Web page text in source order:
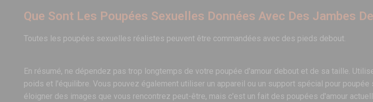
Que Sont Les Poupées Sexuelles Données Avec Des Jambes
Toutes les poupées sexuelles réalistes peuvent être commandées avec des pieds debout.
En résumé, ne dépendez pas trop longtemps de votre poupée d'amour debout et de sa taille.
poids et l'équilibre. Vous pouvez également utiliser un appareil ou un support spécial pour
éloigner des images que vous rencontrez peut-être, mais c'est un fait des poupées d'amour